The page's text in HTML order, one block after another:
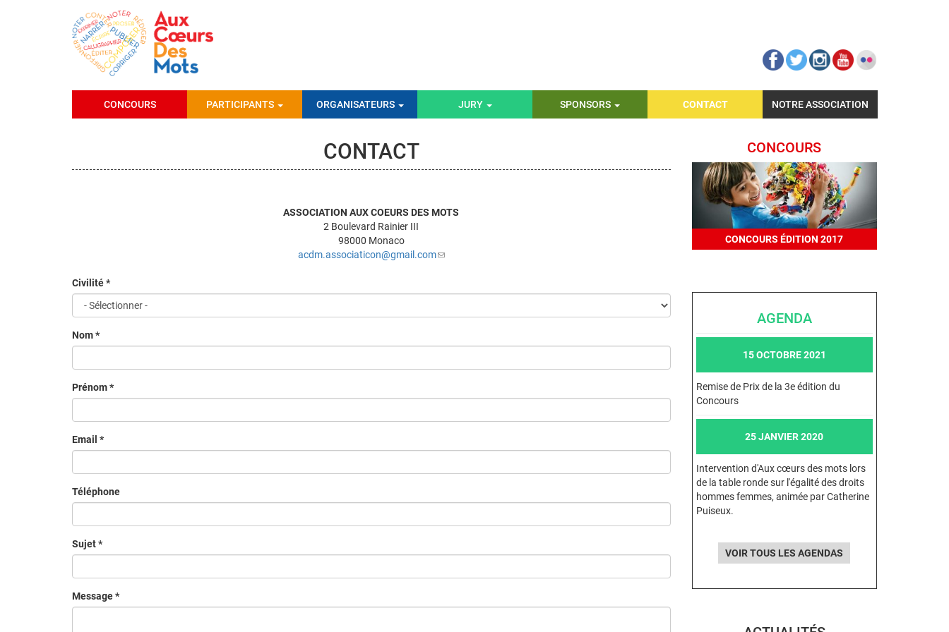
CONCOURS PARTICIPANTS ORGANISATEURS JURY SPONSORS CONTACT NOTRE ASSOCIATION
CONTACT
ASSOCIATION AUX COEURS DES MOTS
2 Boulevard Rainier III
98000 Monaco
acdm.associaticon@gmail.com(link
mail)
Civilité*
Nom*
Prénom*
Email *
Téléphone
Sujet*
Message*
CONCOURS
CONCOURS ÉDITION 2017
AGENDA
15 OCTOBRE 2021
Remise de Prix de la 3e édition du
Concours
25 JANVIER 2020
Intervention d'Aux cœurs des mots lors
de la table ronde sur l'égalité des droits
hommes femmes, animée par Catherine
Puiseux.
VOIR TOUS LES AGENDAS